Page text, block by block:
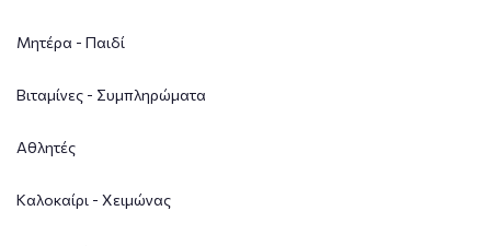
Μητέρα - Παιδί
Βιταμίνες - Συμπληρώματα
Αθλητές
Καλοκαίρι - Χειμώνας